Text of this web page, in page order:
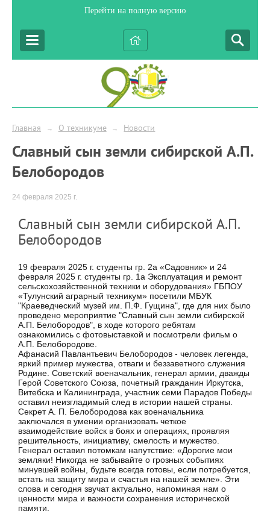
Перейти на полную версию
Главная → О техникуме → Новости
Славный сын земли сибирской А.П.
Белобородов
24 февраля 2025 г.
Славный сын земли сибирской А.П.
Белобородов
19 февраля 2025 г. студенты гр. 2а «Садовник» и 24
февраля 2025 г. студенты гр. 1а Эксплуатация и ремонт
сельскохозяйственной техники и оборудования» ГБПОУ
«Тулунский аграрный техникум» посетили МБУК
"Краеведческий музей им. П.Ф. Гущина", где для них было
проведено мероприятие "Славный сын земли сибирской
А.П. Белобородов", в ходе которого ребятам
ознакомились с фотовыставкой и посмотрели фильм о
А.П. Белобородове.
Афанасий Павлантьевич Белобородов - человек легенда,
яркий пример мужества, отваги и беззаветного служения
Родине. Советский военачальник, генерал армии, дважды
Герой Советского Союза, почетный гражданин Иркутска,
Витебска и Калининграда, участник семи Парадов Победы
оставил неизгладимый след в истории нашей страны.
Секрет А. П. Белобородова как военачальника
заключался в умении организовать четкое
взаимодействие войск в боях и операциях, проявляя
решительность, инициативу, смелость и мужество.
Генерал оставил потомкам напутствие: «Дорогие мои
земляки! Никогда не забывайте о грозных событиях
минувшей войны, будьте всегда готовы, если потребуется,
встать на защиту мира и счастья на нашей земле». Эти
слова и сегодня звучат актуально, напоминая нам о
ценности мира и важности сохранения исторической
памяти.